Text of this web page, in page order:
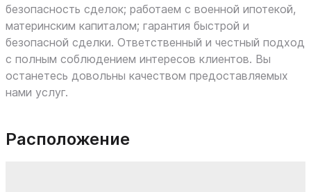
безопасность сделок; работаем с военной ипотекой,
материнским капиталом; гарантия быстрой и
безопасной сделки. Ответственный и честный подход
с полным соблюдением интересов клиентов. Вы
останетесь довольны качеством предоставляемых
нами услуг.
Расположение